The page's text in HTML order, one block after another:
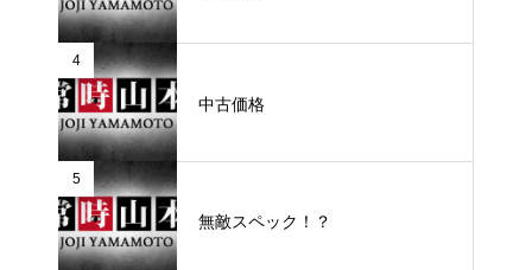
4
中古価格
5
無敵スペック！？